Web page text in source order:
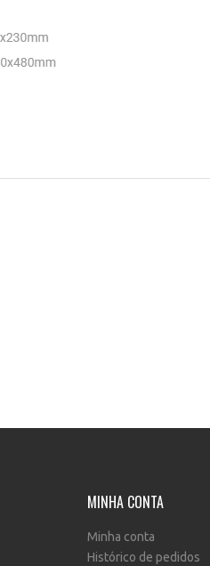
MINHA CONTA
Minha conta
Histórico de pedidos